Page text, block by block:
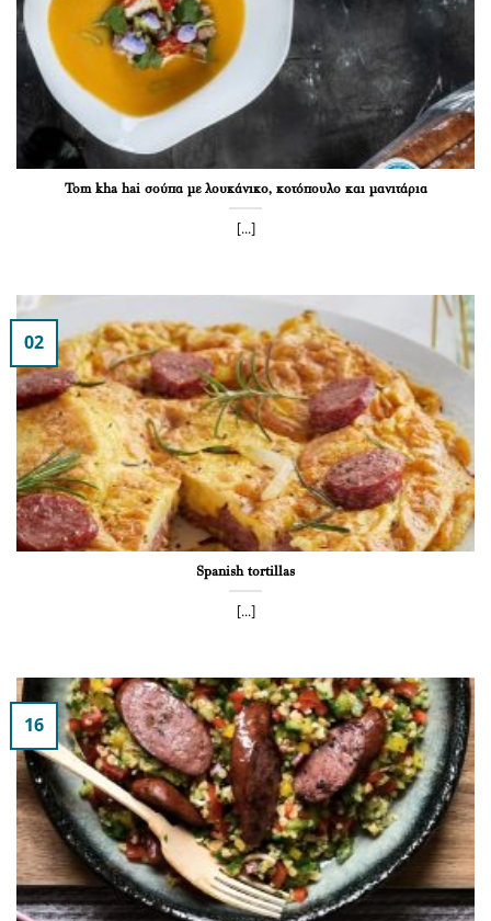
Tom kha hai σούπα με λουκάνικο, κοτόπουλο και μανιτάρια
[...]
Spanish tortillas
[...]
02
16